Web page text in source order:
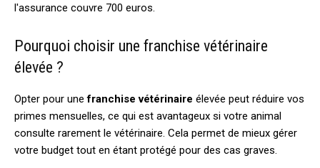
l'assurance couvre 700 euros.
Pourquoi choisir une franchise vétérinaire
élevée ?
Opter pour unefranchise vétérinaire élevée peut réduire vos
primes mensuelles, ce qui est avantageux si votre animal
consulte rarement le vétérinaire. Cela permet de mieux gérer
votre budget tout en étant protégé pour des cas graves.